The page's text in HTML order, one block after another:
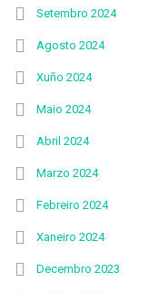
Setembro 2024
Agosto 2024
Xuño 2024
Maio 2024
Abril 2024
Marzo 2024
Febreiro 2024
Xaneiro 2024
Decembro 2023